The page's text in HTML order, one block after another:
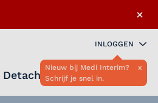
×
INLOGGEN
Nieuw bij Medi Interim?
Schrijf je snel in.
x
Detacheren Zoeken